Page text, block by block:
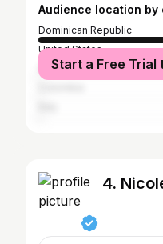
Audience location by
Dominican Republic
United States
Spain
Start a Free Trial
4.